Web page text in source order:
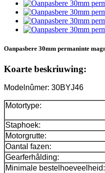
Oanpasbere 30mm permaninte
Koarte beskriuwing:
Modelnûmer: 30BYJ46
Motortype:
Staphoek:
Motorgrutte:
Oantal fazen:
Gearferhâlding:
Minimale bestelhoeveelheid: